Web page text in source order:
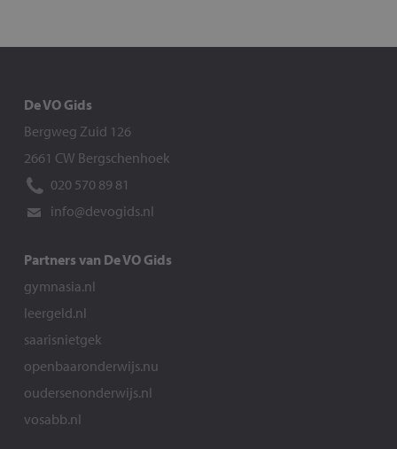
De VO Gids
Bergweg Zuid 126
2661 CW Bergschenhoek
020 570 89 81
info@devogids.nl
Partners van De VO Gids
gymnasia.nl
leergeld.nl
saarisnietgek
openbaaronderwijs.nu
oudersenonderwijs.nl
vosabb.nl